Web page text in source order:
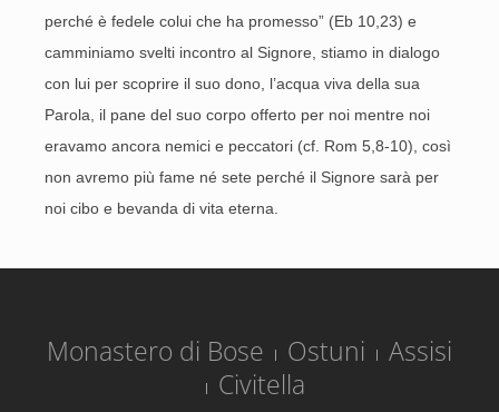
perché è fedele colui che ha promesso” (Eb 10,23) e
camminiamo svelti incontro al Signore, stiamo in dialogo
con lui per scoprire il suo dono, l’acqua viva della sua
Parola, il pane del suo corpo offerto per noi mentre noi
eravamo ancora nemici e peccatori (cf. Rom 5,8-10), così
non avremo più fame né sete perché il Signore sarà per
noi cibo e bevanda di vita eterna.
Monastero di Bose Ostuni
Assisi
Civitella